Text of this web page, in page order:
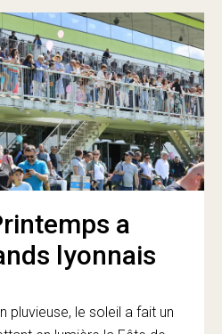
a
lyonnais
pluvieuse, le soleil a fait un